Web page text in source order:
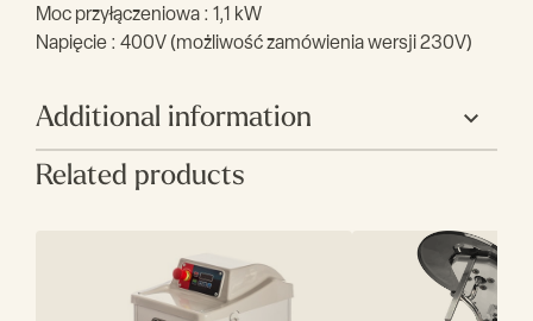
Moc przyłączeniowa : 1,1 kW
Napięcie : 400V (możliwość zamówienia wersji 230V)
Additional information
Producent Sigma
Głębokość (mm) 800
Related products